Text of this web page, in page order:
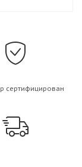
сертифицирован